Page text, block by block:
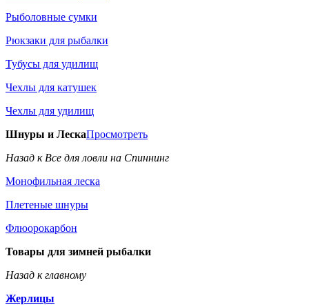
Рыболовные сумки
Рюкзаки для рыбалки
Тубусы для удилищ
Чехлы для катушек
Чехлы для удилищ
Шнуры и ЛескаПросмотреть
Назад к Все для ловли на Спиннинг
Монофильная леска
Плетеные шнуры
Флюорокарбон
Товары для зимней рыбалки
Назад к главному
Жерлицы